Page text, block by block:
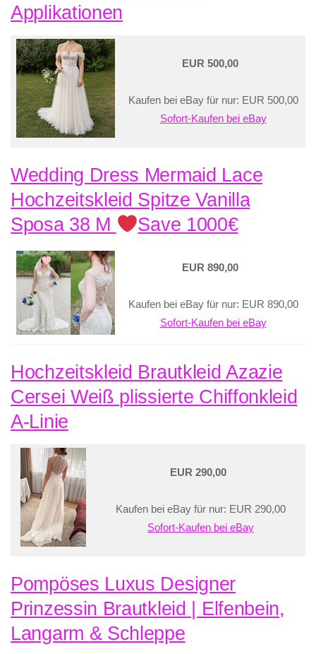
Applikationen
EUR 500,00
Kaufen bei eBay für nur: EUR 500,00
Sofort-Kaufen bei eBay
Wedding Dress Mermaid Lace
Hochzeitskleid Spitze Vanilla
Sposa 38 M
Save 1000€
EUR 890,00
Kaufen bei eBay für nur: EUR 890,00
Sofort-Kaufen bei eBay
Hochzeitskleid Brautkleid Azazie
Cersei Weiß plissierte Chiffonkleid
A-Linie
EUR 290,00
Kaufen bei eBay für nur: EUR 290,00
Sofort-Kaufen bei eBay
Pompöses Luxus Designer
Prinzessin Brautkleid | Elfenbein,
Langarm & Schleppe